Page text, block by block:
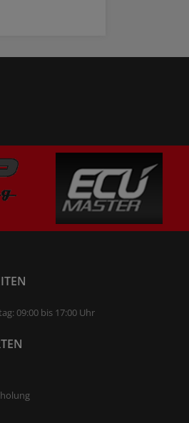
09:00 bis 17:00 Uhr